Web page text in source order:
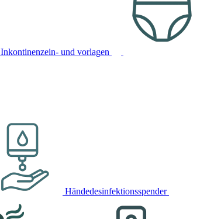
Inkontinenzein- und vorlagen
Händedesinfektionsspender